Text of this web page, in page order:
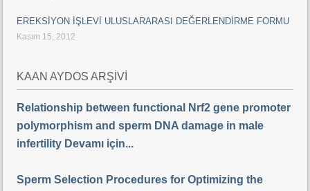
EREKSİYON İŞLEVİ ULUSLARARASI DEĞERLENDİRME FORMU
Kasım 15, 2012
KAAN AYDOS ARŞİVİ
Relationship between functional Nrf2 gene promoter
polymorphism and sperm DNA damage in male
infertility Devamı için...
Sperm Selection Procedures for Optimizing the